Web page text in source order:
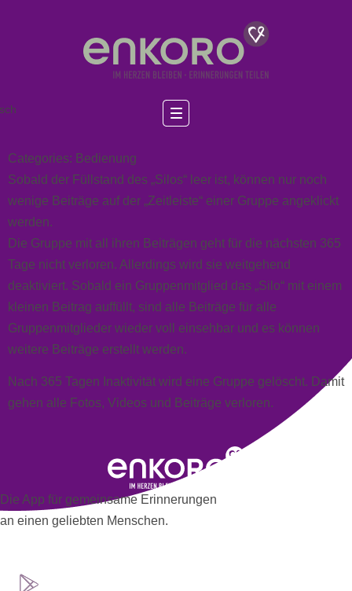
Categories: Bedienung
Sobald der Füllstand des „Silos“ leer ist, können nur noch
wenige Beiträge auf der „Zeitleiste“ einer Gruppe angeklickt
werden.
Die Gruppe mit all ihren Beiträgen geht für die nächsten 365
Tage nicht verloren. Allerdings wird sie weitgehend
deaktiviert. Sobald ein Gruppenmitglied das „Silo“ mit einem
kleinen Beitrag auffüllt, sind alle Beiträge für alle
Gruppenmitglieder wieder voll einsehbar und es können
weitere Beiträge erstellt werden.
Nach 365 Tagen Inaktivität wird eine Gruppe gelöscht. Damit
gehen alle Fotos, Videos und Beiträge verloren.
Die App für gemeinsame Erinnerungen
an einen geliebten Menschen.